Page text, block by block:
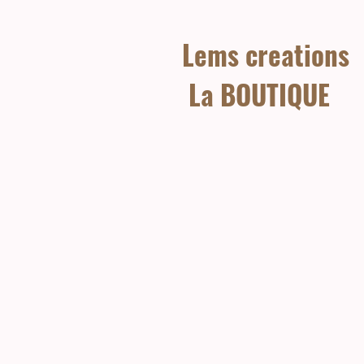
Lems creations
La BOUTIQUE